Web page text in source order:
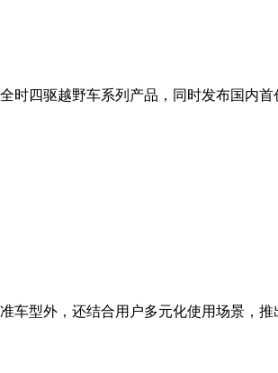
四驱越野车系列产品，同时发布国内
车型外，还结合用户多元化使用场景，